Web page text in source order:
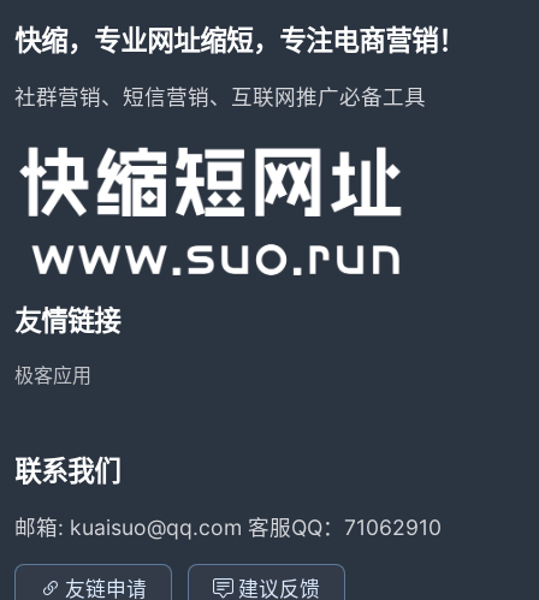
快缩，专业网址缩短，专注电商营销！
社群营销、短信营销、互联网推广必备工具
友情链接
极客应用
联系我们
邮箱: kuaisuo@qq.com 客服QQ：71062910
友链申请 建议反馈